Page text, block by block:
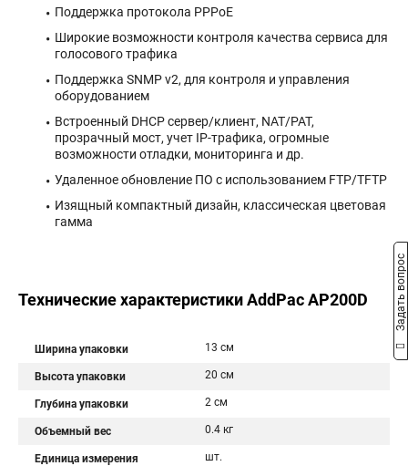
Поддержка протокола PPPoE
Широкие возможности контроля качества сервиса для
голосового трафика
Поддержка SNMP v2, для контроля и управления
оборудованием
Встроенный DHCP сервер/клиент, NAT/PAT,
прозрачный мост, учет IP-трафика, огромные
возможности отладки, мониторинга и др.
Удаленное обновление ПО с использованием FTP/TFTP
Изящный компактный дизайн, классическая цветовая
гамма
Технические характеристики AddPac AP200D
Ширина упаковки 13 см
Высота упаковки 20 см
Глубина упаковки 2 см
Объемный вес 0.4 кг
Единица измерения шт.
Задать вопрос